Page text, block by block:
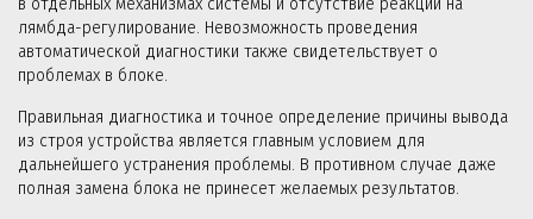
в отдельных механизмах системы и отсутствие реакции на
лямбда-регулирование. Невозможность проведения
автоматической диагностики также свидетельствует о
проблемах в блоке.
Правильная диагностика и точное определение причины вывода
из строя устройства является главным условием для
дальнейшего устранения проблемы. В противном случае даже
полная замена блока не принесет желаемых результатов.